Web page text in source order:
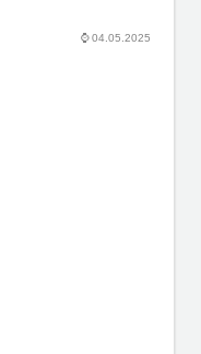
⌚04.05.2025